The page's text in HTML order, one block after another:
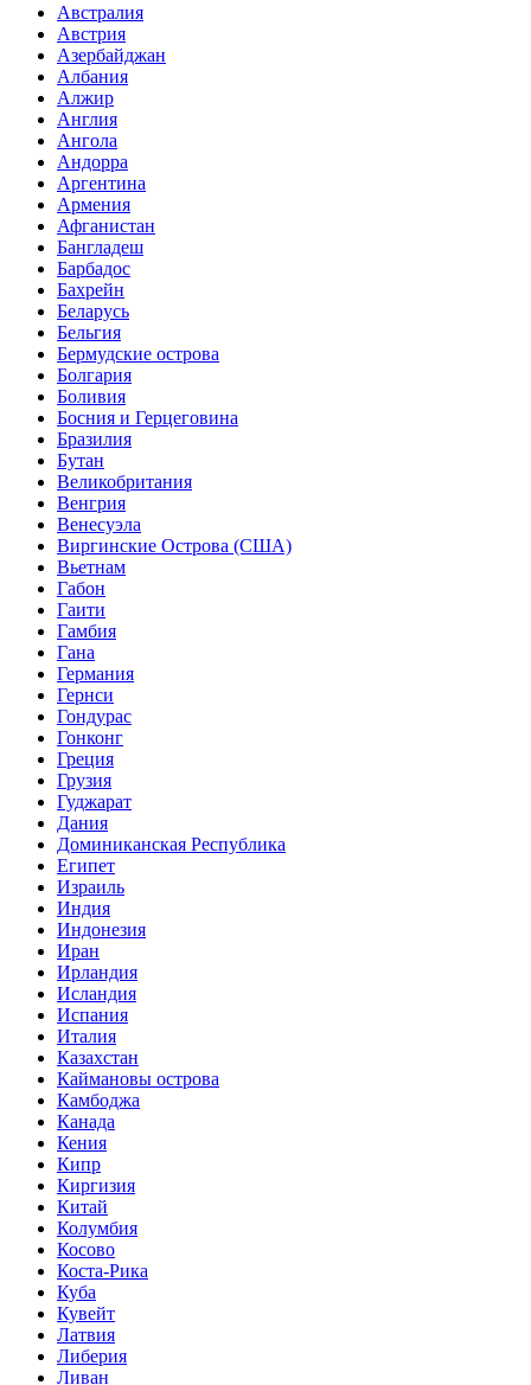
Австралия
Австрия
Азербайджан
Албания
Алжир
Англия
Ангола
Андорра
Аргентина
Армения
Афганистан
Бангладеш
Барбадос
Бахрейн
Беларусь
Бельгия
Бермудские острова
Болгария
Боливия
Босния и Герцеговина
Бразилия
Бутан
Великобритания
Венгрия
Венесуэла
Виргинские Острова (США)
Вьетнам
Габон
Гаити
Гамбия
Гана
Германия
Гернси
Гондурас
Гонконг
Греция
Грузия
Гуджарат
Дания
Доминиканская Республика
Египет
Израиль
Индия
Индонезия
Иран
Ирландия
Исландия
Испания
Италия
Казахстан
Каймановы острова
Камбоджа
Канада
Кения
Кипр
Киргизия
Китай
Колумбия
Косово
Коста-Рика
Куба
Кувейт
Латвия
Либерия
Ливан